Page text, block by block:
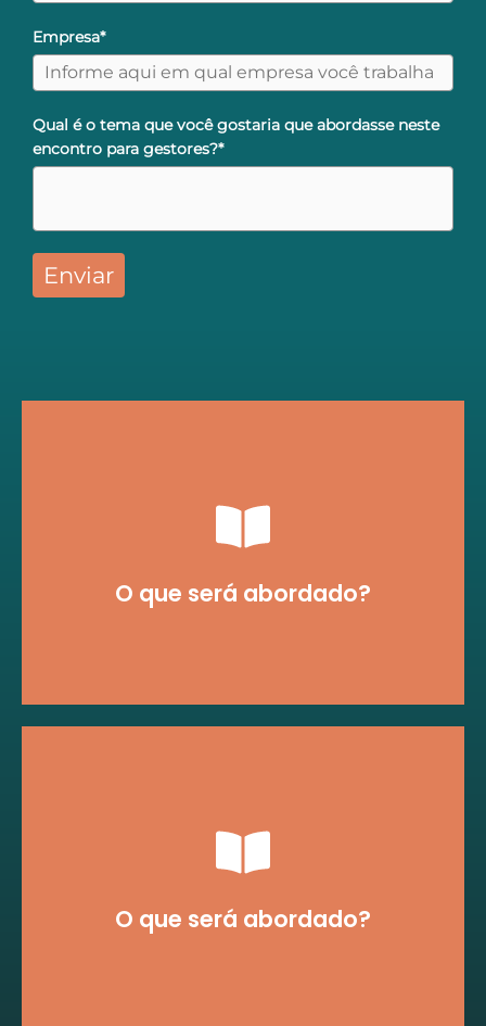
Empresa*
Qual é o tema que você gostaria que abordasse neste
encontro para gestores?*
Enviar
O que será abordado?
Soluções em relação a gestão de
pré-vendas e vendas a partir da
O que será abordado?
Insights a partir de tendências e
hacks sobre o desenvolvimento do